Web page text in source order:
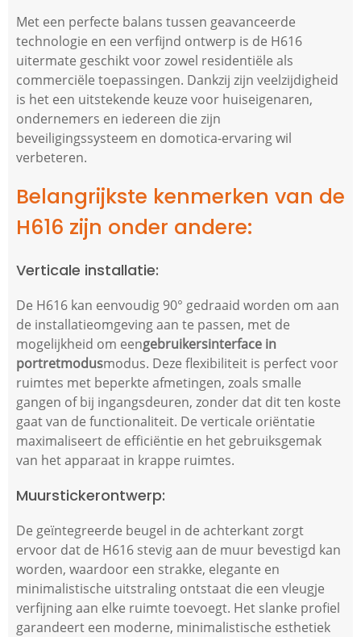
Met een perfecte balans tussen geavanceerde
technologie en een verfijnd ontwerp is de H616
uitermate geschikt voor zowel residentiële als
commerciële toepassingen. Dankzij zijn veelzijdigheid
is het een uitstekende keuze voor huiseigenaren,
ondernemers en iedereen die zijn
beveiligingssysteem en domotica-ervaring wil
verbeteren.
Belangrijkste kenmerken van de
H616 zijn onder andere:
Verticale installatie:
De H616 kan eenvoudig 90° gedraaid worden om aan
de installatieomgeving aan te passen, met de
mogelijkheid om eengebruikersinterface in
portretmodusmodus. Deze flexibiliteit is perfect voor
ruimtes met beperkte afmetingen, zoals smalle
gangen of bij ingangsdeuren, zonder dat dit ten koste
gaat van de functionaliteit. De verticale oriëntatie
maximaliseert de efficiëntie en het gebruiksgemak
van het apparaat in krappe ruimtes.
Muurstickerontwerp:
De geïntegreerde beugel in de achterkant zorgt
ervoor dat de H616 stevig aan de muur bevestigd kan
worden, waardoor een strakke, elegante en
minimalistische uitstraling ontstaat die een vleugje
verfijning aan elke ruimte toevoegt. Het slanke profiel
garandeert een moderne, minimalistische esthetiek